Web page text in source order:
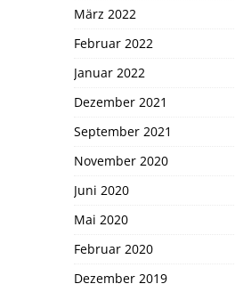
März 2022
Februar 2022
Januar 2022
Dezember 2021
September 2021
November 2020
Juni 2020
Mai 2020
Februar 2020
Dezember 2019